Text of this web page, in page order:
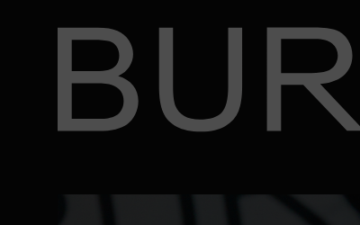
BURO.
Zašto profesori treba da gledaju ovu